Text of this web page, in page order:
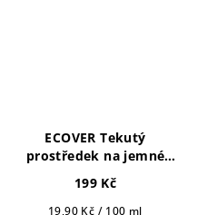
ECOVER Tekutý
prostředek na jemné
cukrového melounu 1 l,
22pd
199 Kč
Měrná
19,90 Kč / 100 ml